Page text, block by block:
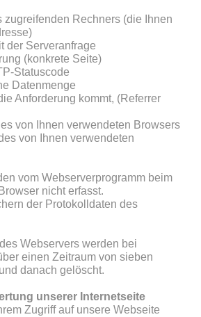
zugreifenden Rechners (die Ihnen
der Serveranfrage
(konkrete Seite)
Statuscode
Datenmenge
Anforderung kommt, (Referrer
von Ihnen verwendeten Browsers
von Ihnen verwendeten
vom Webserverprogramm beim
nicht erfasst.
der Protokolldaten des
Webservers werden bei
einen Zeitraum von sieben
danach gelöscht.
unserer Internetseite
Zugriff auf unsere Webseite